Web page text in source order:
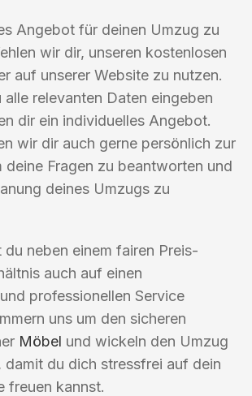
Angebot für deinen Umzug zu
wir dir, unseren kostenlosen
auf unserer Website zu nutzen.
alle relevanten Daten eingeben
dir ein individuelles Angebot.
wir dir auch gerne persönlich zur
deine Fragen zu beantworten und
deines Umzugs zu
du neben einem fairen Preis-
auch auf einen
professionellen Service
uns um den sicheren
Möbel und wickeln den Umzug
damit du dich stressfrei auf dein
freuen kannst.